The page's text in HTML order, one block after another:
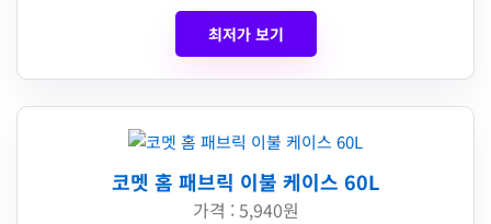
최저가 보기
코멧 홈 패브릭 이불 케이스 60L
가격 : 5,940원